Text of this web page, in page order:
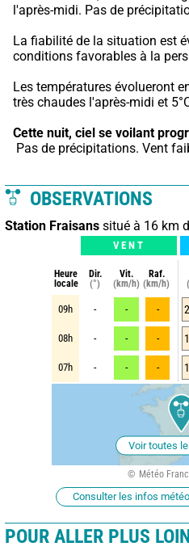
l'après-midi. Pas de
La fiabilité de la situation est
conditions favorables à la
Les températures évolueront
très chaudes l'après-midi et
Cette nuit, ciel se voilant
Pas de précipitations. Vent
OBSERVATIONS
Station Fraisans situé à 16 km
VENT
Heure
locale
Dir.
(°)
Vit.
(km/h)
Raf.
(km/h)
09h - - -
08h - - -
07h - - -
Voir toutes
Météo
Consulter les infos
POUR ALLER PLUS